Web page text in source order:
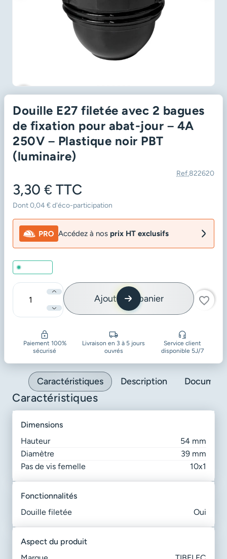
favorite_border
Douille E27 filetée avec 2 bagues
de fixation pour abat-jour – 4A
250V – Plastique noir PBT
(luminaire)
Ref.822620
3,30 € TTC
Dont 0,04 € d'éco-participation
Accédez à nos prix HT exclusifs
Quantité
Ajouter au panier favorite_border
Paiement 100%
sécurisé
Livraison en 3 à 5 jours
ouvrés
Service client
disponible 5J/7
Caractéristiques Description
Caractéristiques
dimensions
Hauteur
54 mm
Diamètre
39 mm
Pas de vis femelle
10x1
fonctionnalités
Douille filetée
Oui
aspect du produit